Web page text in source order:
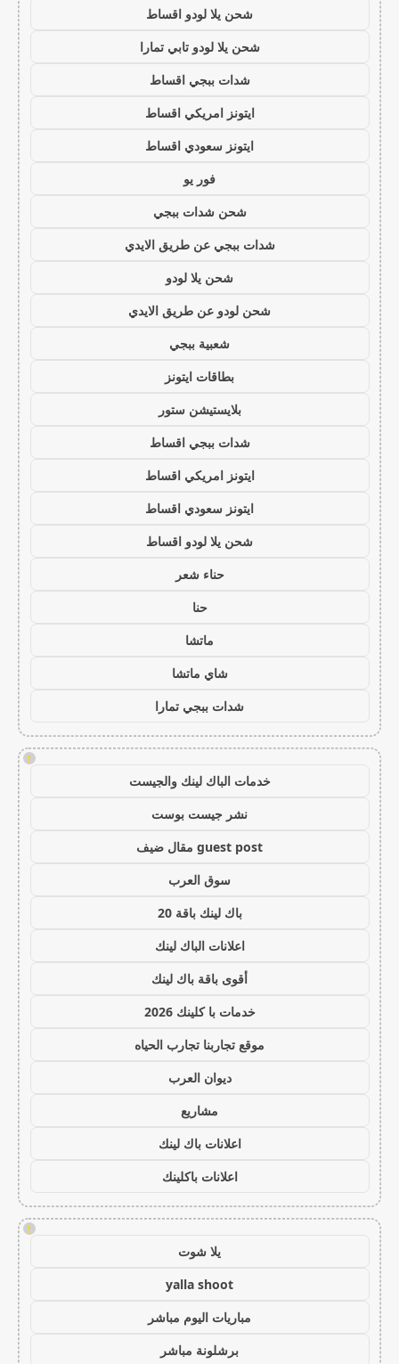
شحن يلا لودو اقساط
شحن يلا لودو تابي تمارا
شدات ببجي اقساط
ايتونز امريكي اقساط
ايتونز سعودي اقساط
فور يو
شحن شدات ببجي
شدات ببجي عن طريق الايدي
شحن يلا لودو
شحن لودو عن طريق الايدي
شعبية ببجي
بطاقات ايتونز
بلايستيشن ستور
شدات ببجي اقساط
ايتونز امريكي اقساط
ايتونز سعودي اقساط
شحن يلا لودو اقساط
حناء شعر
حنا
ماتشا
شاي ماتشا
شدات ببجي تمارا
!
خدمات الباك لينك والجيست
نشر جيست بوست
guest post مقال ضيف
سوق العرب
باك لينك باقة 20
اعلانات الباك لينك
أقوى باقة باك لينك
خدمات با كلينك 2026
موقع تجاربنا تجارب الحياه
ديوان العرب
مشاريع
اعلانات باك لينك
اعلانات باكلينك
!
يلا شوت
yalla shoot
مباريات اليوم مباشر
برشلونة مباشر